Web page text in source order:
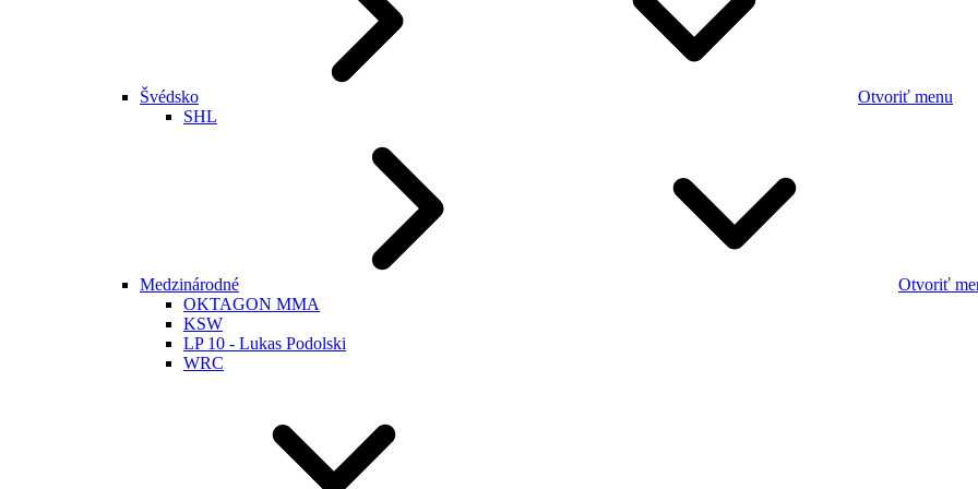
Švédsko
Otvoriť menu
SHL
Medzinárodné
Otvoriť
OKTAGON MMA
KSW
LP 10 - Lukas Podolski
WRC